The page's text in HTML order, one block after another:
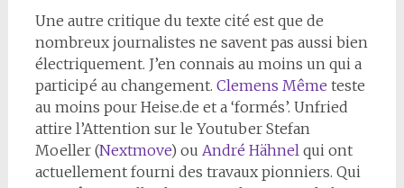
Une autre critique du texte cité est que de
nombreux journalistes ne savent pas aussi bien
électriquement. J’en connais au moins un qui a
participé au changement. Clemens Même teste
au moins pour Heise.de et a ‘formés’. Unfried
attire l’Attention sur le Youtuber Stefan
Moeller (Nextmove) ou André Hähnelqui ont
actuellement fourni des travaux pionniers. Qui